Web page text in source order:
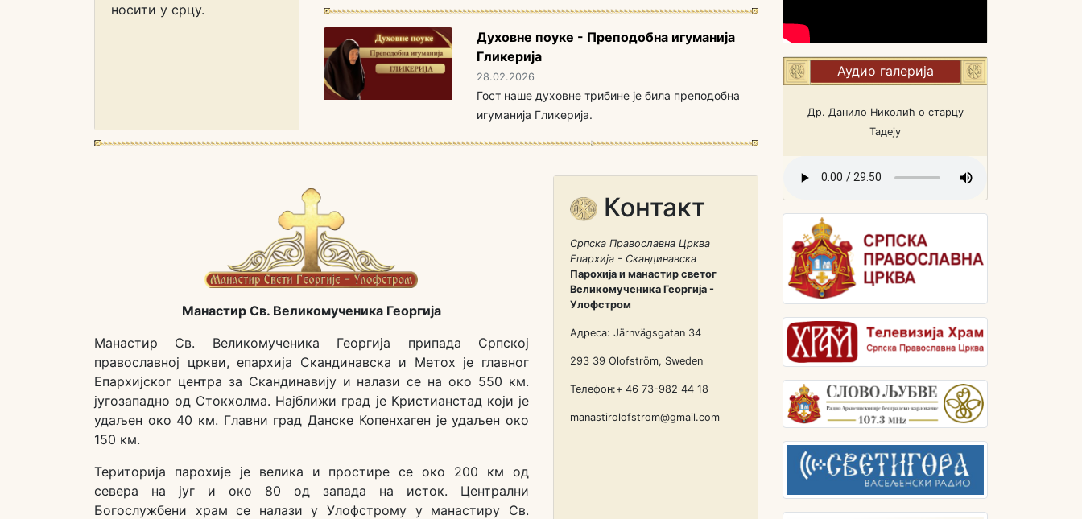
носити у срцу.
Духовне поуке - Преподобна игуманија
Гликерија
28.02.2026
Гост наше духовне трибине је била преподобна
игуманија Гликерија.
Манастир Св. Великомученика Георгија
Манастир Св. Великомученика Георгија припада Српској
православној цркви, епархија Скандинавска и Метох је главног
Епархијског центра за Скандинавију и налази се на око 550 км.
југозападно од Стокхолма. Најближи град је Кристианстад који је
удаљен око 40 км. Главни град Данске Копенхаген је удаљен око
150 км.
Територија парохије је велика и простире се око 200 км од
севера на југ и око 80 од запада на исток. Централни
Богослужбени храм се налази у Улофстрому у манастиру Св.
Контакт
Српска Православна Црква
Епархија - Скандинавска
Парохија и манастир светог
Великомученика Георгија -
Улофстром
Адреса: Järnvägsgatan 34
293 39 Olofström, Sweden
Телефон:+ 46 73-982 44 18
manastirolofstrom@gmail.com
Аудио галерија
Др. Данило Николић о старцу
Тадеју